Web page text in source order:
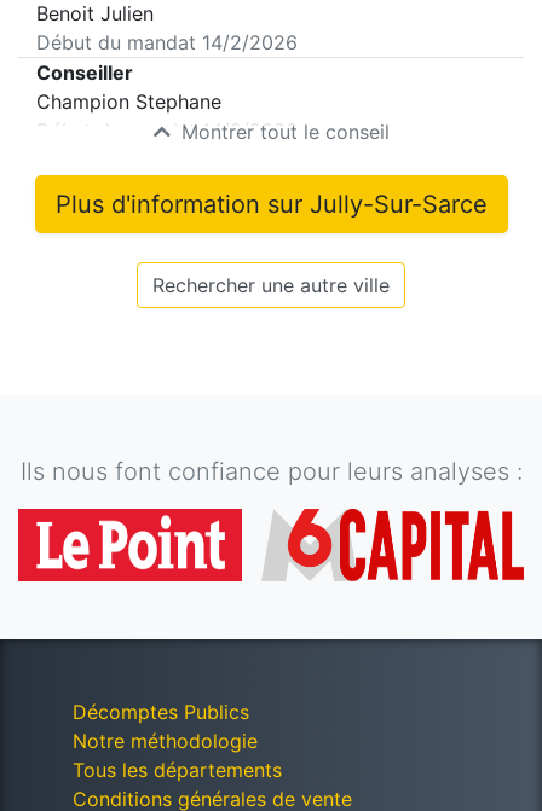
Benoit Julien
Début du mandat 14/2/2026
Conseiller
Champion Stephane
Début du mandat14/2/2026
Montrer tout le conseil
Plus d'information sur Jully-Sur-Sarce
Rechercher une autre ville
Ils nous font confiance pour leurs analyses :
Décomptes Publics
Notre méthodologie
Tous les départements
Conditions générales de vente